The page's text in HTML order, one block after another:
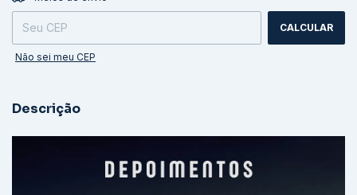
CALCULAR
Não sei meu CEP
Descrição